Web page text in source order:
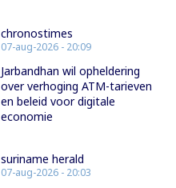
chronostimes
07-aug-2026 - 20:09
Jarbandhan wil opheldering
over verhoging ATM-tarieven
en beleid voor digitale
economie
suriname herald
07-aug-2026 - 20:03